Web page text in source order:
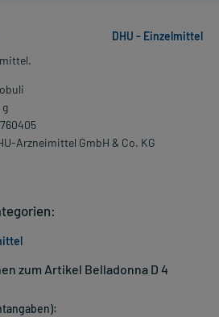
DHU - Einzelmittel
g
Arzneimittel GmbH & Co. KG
zum Artikel Belladonna D 4